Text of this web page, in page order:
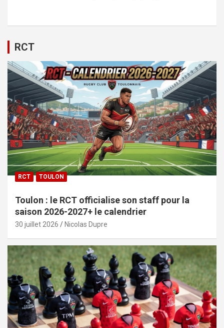
RCT
RCT TOULON
Toulon : le RCT officialise son staff pour la
saison 2026-2027+ le calendrier
30 juillet 2026 Nicolas Dupre